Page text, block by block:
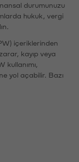
durumunuzu
hukuk, vergi
içeriklerinden
kayıp veya
yol açabilir. Bazı